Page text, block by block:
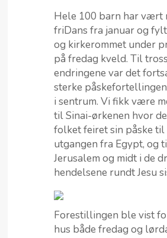
Hele 100 barn har vært
friDans fra januar og
og kirkerommet under
på fredag kveld. Til
endringene var det
sterke
i sentrum. Vi fikk være
til Sinai-ørkenen hvor
folket feiret sin påske til
utgangen fra Egypt, og
Jerusalem og midt i de
hendelsene rundt Jesu
Forestillingen ble vist
hus både fredag og